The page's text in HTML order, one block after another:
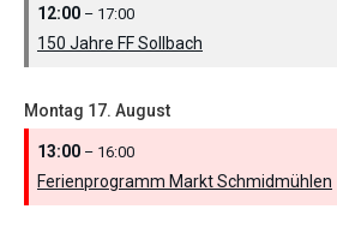
12:00 – 17:00
150 Jahre FF Sollbach
Montag 17. August
13:00 – 16:00
Ferienprogramm Markt Schmidmühlen